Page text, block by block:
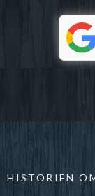
HISTORIEN